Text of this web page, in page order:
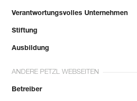
Verantwortungsvolles Unternehmen
Stiftung
Ausbildung
ANDERE PETZL WEBSEITEN
Betreiber